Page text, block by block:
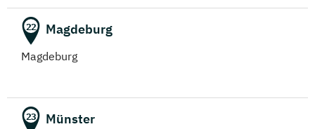
22 Magdeburg
Magdeburg
23 Münster